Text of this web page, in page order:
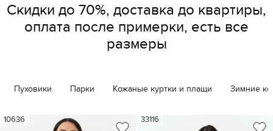
Скидки до 70%, доставка до квартиры,
оплата после примерки, есть все
размеры
Пуховики Парки Кожаные куртки и плащи Зимние
10636 33116